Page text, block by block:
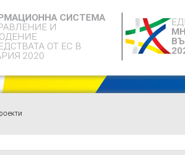
СИСТЕМА
И
ОТ ЕС В
2020